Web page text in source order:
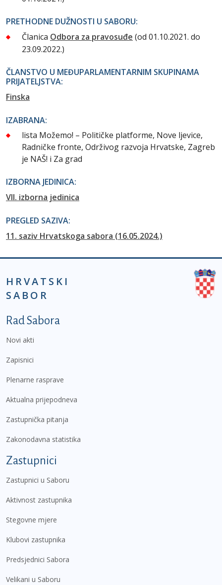
PRETHODNE DUŽNOSTI U SABORU:
Članica Odbora za pravosuđe (od 01.10.2021. do
23.09.2022.)
ČLANSTVO U MEĐUPARLAMENTARNIM SKUPINAMA
PRIJATELJSTVA:
Finska
IZABRANA:
lista Možemo! – Političke platforme, Nove ljevice,
Radničke fronte, Održivog razvoja Hrvatske, Zagreb
je NAŠ! i Za grad
IZBORNA JEDINICA:
VII. izborna jedinica
PREGLED SAZIVA:
11. saziv Hrvatskoga sabora (16.05.2024.)
HRVATSKI
SABOR
Podnožje prvi izbornik
Rad Sabora
Novi akti
Zapisnici
Plenarne rasprave
Aktualna prijepodneva
Zastupnička pitanja
Zakonodavna statistika
Zastupnici
Zastupnici u Saboru
Aktivnost zastupnika
Stegovne mjere
Klubovi zastupnika
Predsjednici Sabora
Velikani u Saboru